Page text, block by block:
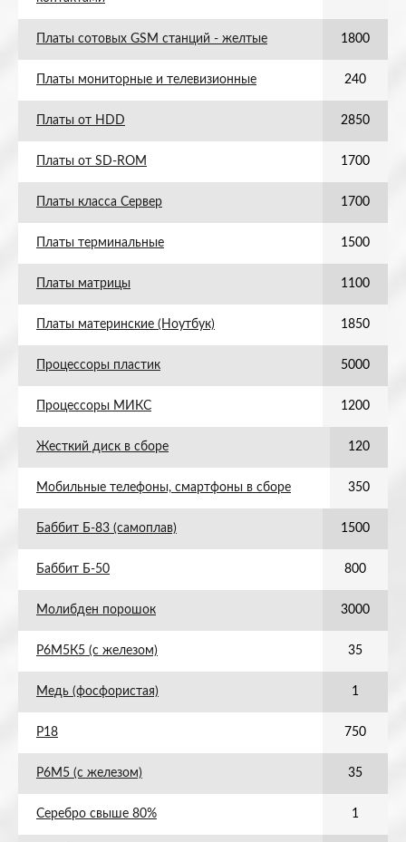
Платы сотовых GSM станций - желтые 1800
Платы мониторные и телевизионные 240
Платы от HDD 2850
Платы от SD-ROM 1700
Платы класса Сервер 1700
Платы терминальные 1500
Платы матрицы 1100
Платы материнские (Ноутбук) 1850
Процессоры пластик 5000
Процессоры МИКС 1200
Жесткий диск в сборе 120
Мобильные телефоны, смартфоны в сборе 350
Баббит Б-83 (самоплав) 1500
Баббит Б-50 800
Молибден порошок 3000
Р6М5К5 (с железом) 35
Медь (фосфористая) 1
Р18 750
Р6М5 (с железом) 35
Серебро свыше 80% 1